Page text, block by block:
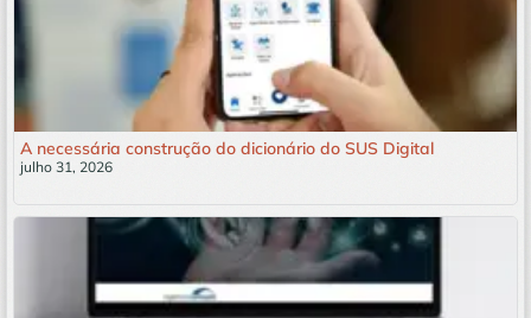
A necessária construção do dicionário do SUS Digital
julho 31, 2026